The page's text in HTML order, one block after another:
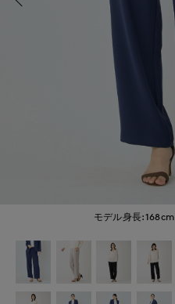
モデル身長:168cm